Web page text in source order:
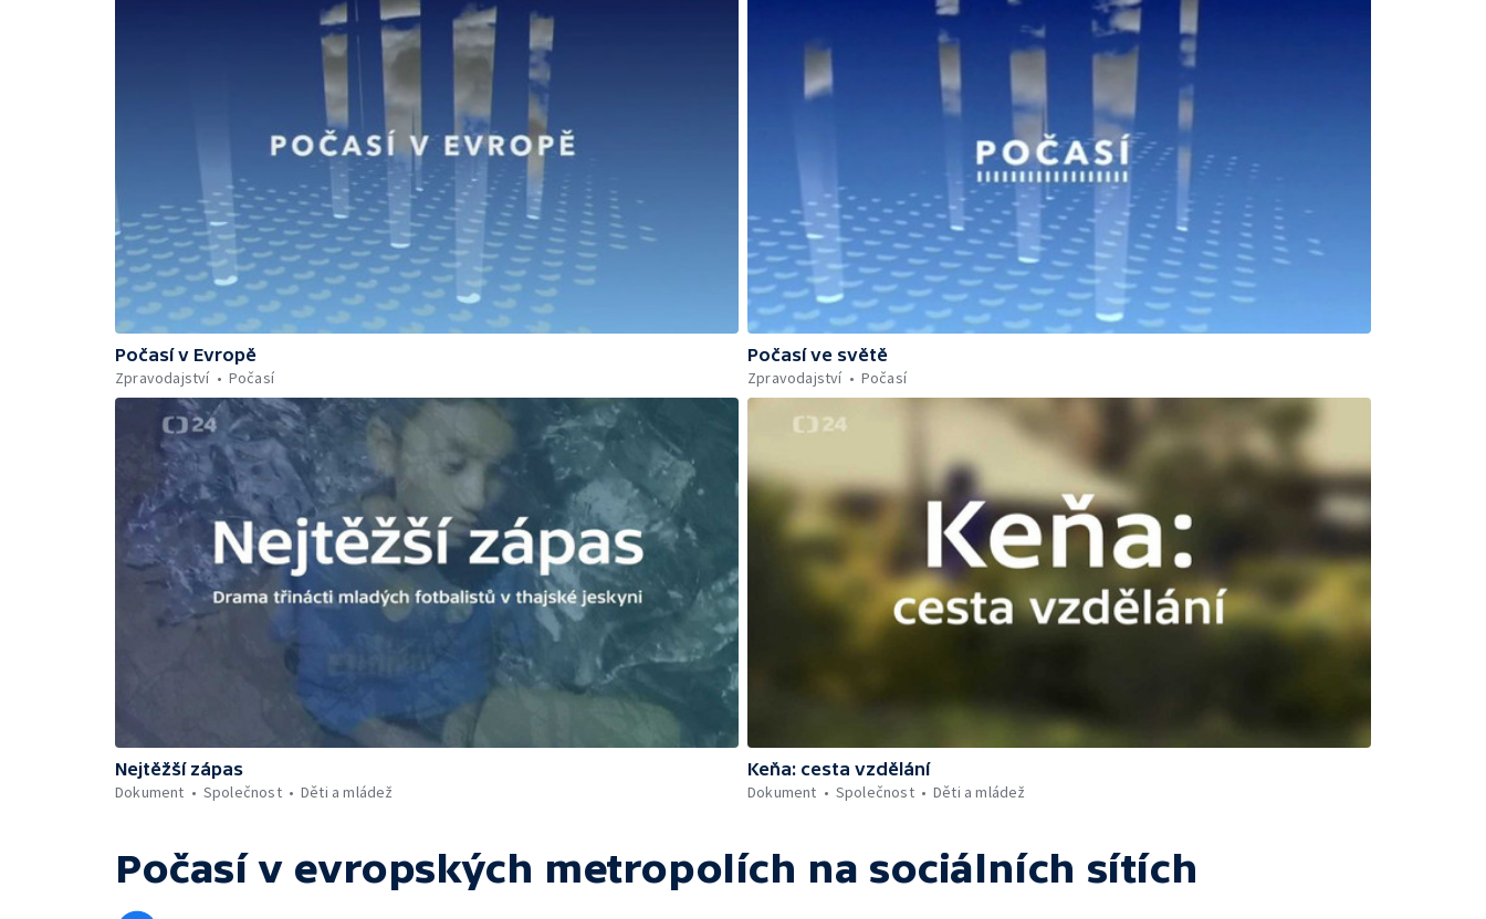
Počasí v Evropě
Zpravodajství
Počasí
Počasí ve světě
Zpravodajství
Počasí
Nejtěžší zápas
Dokument
Společnost Děti a mládež
Keňa: cesta vzdělání
Dokument
Společnost Děti a mládež
Počasí v evropských metropolích na sociálních sítích